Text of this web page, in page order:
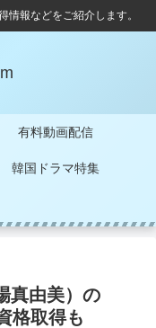
情報などをご紹介します。
有料動画配信
韓国ドラマ特集
真由美）の
格取得も